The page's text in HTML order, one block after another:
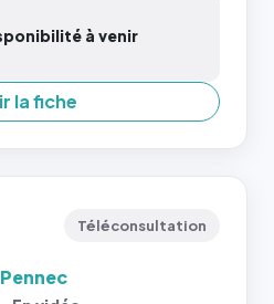
à venir
la fiche
Téléconsultation